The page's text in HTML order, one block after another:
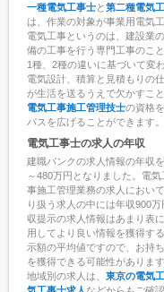
一種電気工事士と第二種電気
は、作業の対象が事業用電気
電気工事というのは、建設業
備の工事を行う専門工事のこ
1種、2種の違いに基づいて変
電気設計、積算と見積もりの
が生活を送るうえで欠かすこ
電気工事施工管理技士の資格
パスを広げることができます。
電気工事士の求人の年収
建職バンクの求人情報の年収
～480万円となりました。電
事施工管理業務の求人におい
り扱う求人の中には年収900
収提示の求人情報はあまり表
用してより良い情報を獲得す
示額の平均値ですので、お持
を獲得できる可能性があります
地域別の求人は、 東京の電気
気工事士求人 などからもご確